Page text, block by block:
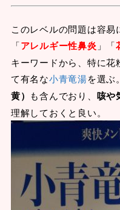
このレベルの問題は容易
「アレルギー性鼻炎 」「
キーワードから、特に
て有名な小青竜湯を選ぶ
黄） も含んでおり、 咳や
理解しておくと良い。